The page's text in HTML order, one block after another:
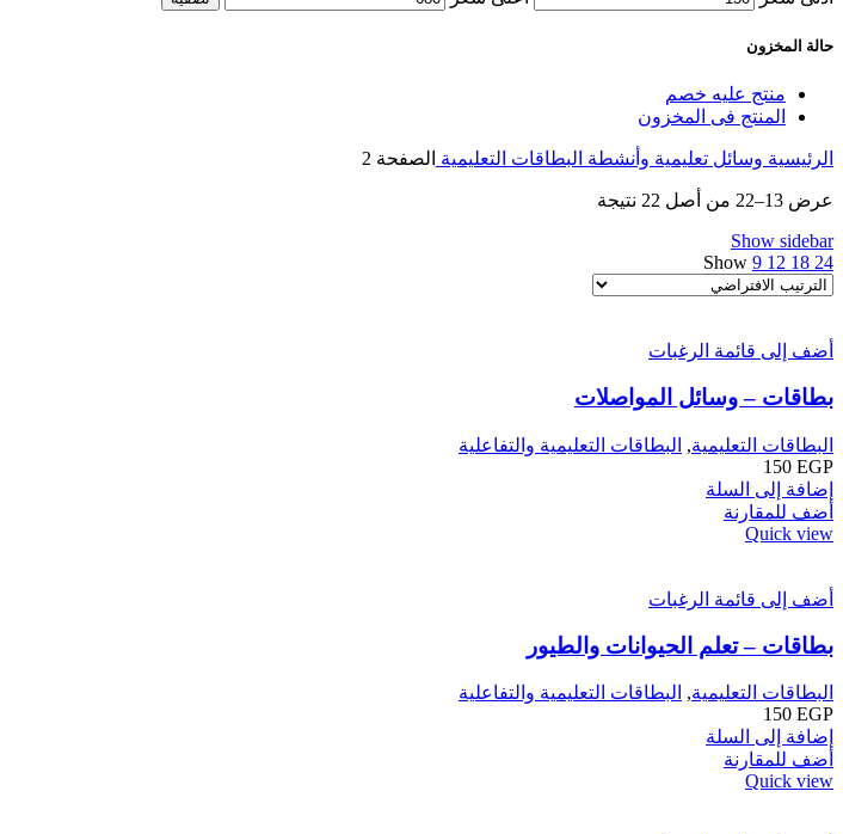
حالة المخزون
منتج عليه خصم
المنتج فى المخزون
الرئيسية وسائل تعليمية وأنشطة البطاقات التعليمية الصفحة 2
عرض 13–22 من أصل 22 نتيجة
Show sidebar
Show 9 12 18 24
أضف إلى قائمة الرغبات
بطاقات – وسائل المواصلات
البطاقات التعليمية, البطاقات التعليمية والتفاعلية
150 EGP
إضافة إلى السلة
أضف للمقارنة
Quick view
أضف إلى قائمة الرغبات
بطاقات – تعلم الحيوانات والطيور
البطاقات التعليمية, البطاقات التعليمية والتفاعلية
150 EGP
إضافة إلى السلة
أضف للمقارنة
Quick view